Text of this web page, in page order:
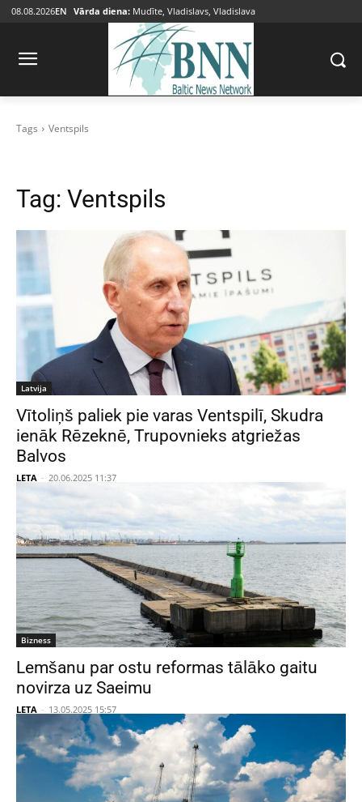
08.08.2026EN Vārda diena: Mudīte, Vladislavs, Vladislava
Tags Ventspils
Tag: Ventspils
Latvija
Vītoliņš paliek pie varas Ventspilī, Skudra
ienāk Rēzeknē, Trupovnieks atgriežas
Balvos
LETA - 20.06.2025 11:37
Bizness
Lemšanu par ostu reformas tālāko gaitu
novirza uz Saeimu
LETA - 13.05.2025 15:57